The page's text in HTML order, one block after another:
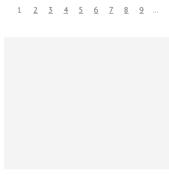
1 2 3 4 5 6 7 8 9 …